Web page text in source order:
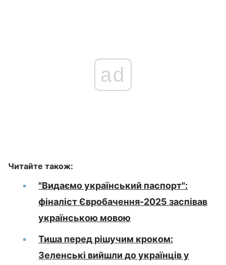
ad
Читайте також:
"Видаємо український паспорт":
фіналіст Євробачення-2025 заспівав
українською мовою
Тиша перед рішучим кроком:
Зеленські вийшли до українців у